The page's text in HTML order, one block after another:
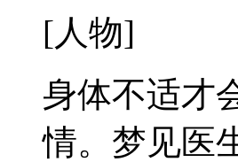
[人物]
身体不适才
情。梦见医